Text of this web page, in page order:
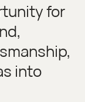
for
into